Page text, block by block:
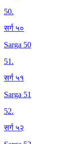
50.
सर्ग ५०
Sarga 50
51.
सर्ग ५१
Sarga 51
52.
सर्ग ५२